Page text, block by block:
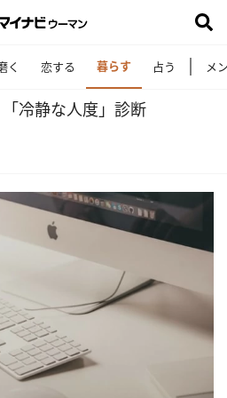
く 恋する 暮らす 占う メ
冷静な人度」診断